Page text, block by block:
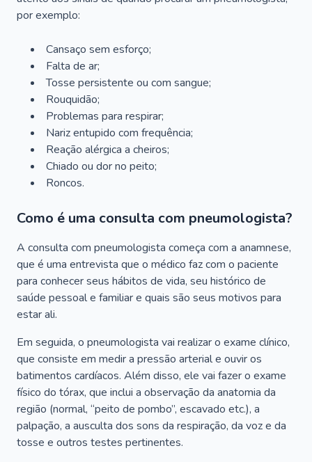
por exemplo:
Cansaço sem esforço;
Falta de ar;
Tosse persistente ou com sangue;
Rouquidão;
Problemas para respirar;
Nariz entupido com frequência;
Reação alérgica a cheiros;
Chiado ou dor no peito;
Roncos.
Como é uma consulta com pneumologista?
A consulta com pneumologista começa com a anamnese,
que é uma entrevista que o médico faz com o paciente
para conhecer seus hábitos de vida, seu histórico de
saúde pessoal e familiar e quais são seus motivos para
estar ali.
Em seguida, o pneumologista vai realizar o exame clínico,
que consiste em medir a pressão arterial e ouvir os
batimentos cardíacos. Além disso, ele vai fazer o exame
físico do tórax, que inclui a observação da anatomia da
região (normal, “peito de pombo”, escavado etc.), a
palpação, a ausculta dos sons da respiração, da voz e da
tosse e outros testes pertinentes.